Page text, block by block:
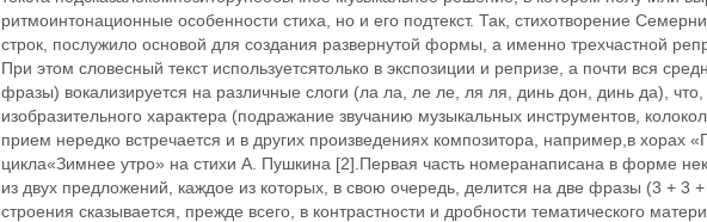
ритмоинтонационные особенности стиха, но и его подтекст. Так, стихотворение
строк, послужило основой для создания развернутой формы, а именно ‬трехчастной
При этом словесный текст используетсятолько в экспозиции и репризе, а почти вся
фразы) вокализируется на различные слоги (ла ‬ла, ле ‬ле, ля ‬ля, динь ‬дон, динь ‬да), что,
изобразительного характера (подражание звучанию музыкальных инструментов,
прием нередко встречается и в других произведениях композитора, например,в хорах
цикла«Зимнее утро» на стихи А. Пушкина [2].Первая часть номеранаписана в форме
из двух предложений, каждое из которых, в свою очередь, делится на две фразы (3 + 3
строения сказывается, прежде всего, в контрастности и дробности тематического